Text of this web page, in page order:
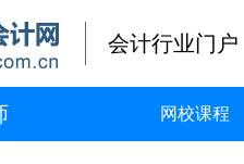
会计行业门户
网校课程